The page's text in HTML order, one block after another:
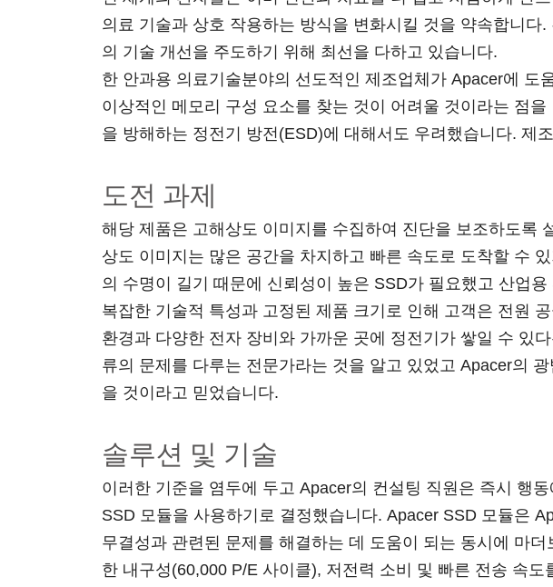
의료 기술과 상호 작용하는 방식을 변화시킬 것을 약속합니
의 기술 개선을 주도하기 위해 최선을 다하고 있습니다.
한 안과용 의료기술분야의 선도적인 제조업체가 Apacer에
이상적인 메모리 구성 요소를 찾는 것이 어려울 것이라는 점
을 방해하는 정전기 방전(ESD)에 대해서도 우려했습니다. 제
도전 과제
해당 제품은 고해상도 이미지를 수집하여 진단을 보조하도록
상도 이미지는 많은 공간을 차지하고 빠른 속도로 도착할 수
의 수명이 길기 때문에 신뢰성이 높은 SSD가 필요했고 산업
복잡한 기술적 특성과 고정된 제품 크기로 인해 고객은 전원
환경과 다양한 전자 장비와 가까운 곳에 정전기가 쌓일 수 있
류의 문제를 다루는 전문가라는 것을 알고 있었고 Apacer의
을 것이라고 믿었습니다.
솔루션 및 기술
이러한 기준을 염두에 두고 Apacer의 컨설팅 직원은 즉시 행
SSD 모듈을 사용하기로 결정했습니다. Apacer SSD 모듈은
무결성과 관련된 문제를 해결하는 데 도움이 되는 동시에 마
한 내구성(60,000 P/E 사이클), 저전력 소비 및 빠른 전송 속